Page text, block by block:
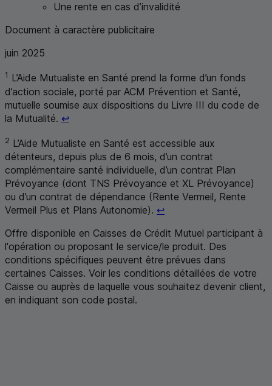
Une rente en cas d’invalidité
Document à caractère publicitaire
juin 2025
1 L’Aide Mutualiste en Santé prend la forme d’un fonds
d’action sociale, porté par ACM Prévention et Santé,
mutuelle soumise aux dispositions du Livre III du code de
la Mutualité. ↩Retour au renvoi 1
2 L’Aide Mutualiste en Santé est accessible aux
détenteurs, depuis plus de 6 mois, d’un contrat
complémentaire santé individuelle, d’un contrat Plan
Prévoyance (dont TNS Prévoyance et XL Prévoyance)
ou d’un contrat de dépendance (Rente Vermeil, Rente
Vermeil Plus et Plans Autonomie). ↩Retour au renvoi 2
Offre disponible en Caisses de Crédit Mutuel participant à
l'opération ou proposant le service/le produit. Des
conditions spécifiques peuvent être prévues dans
certaines Caisses. Voir les conditions détaillées de votre
Caisse ou auprès de laquelle vous souhaitez devenir client,
en indiquant son code postal.